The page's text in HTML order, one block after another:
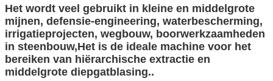
Het wordt veel gebruikt in kleine en middelgrote
mijnen, defensie-engineering, waterbescherming,
irrigatieprojecten, wegbouw, boorwerkzaamheden
in steenbouw,Het is de ideale machine voor het
bereiken van hiërarchische extractie en
middelgrote diepgatblasing..